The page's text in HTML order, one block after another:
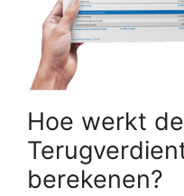
Hoe werkt
berekenen?